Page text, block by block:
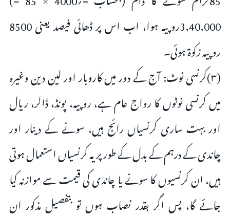
3,40,000روپیہ ہوا، اب اس پر ڈھائی فیصد یعنی 8500
روپیہ زکوۃ ہوئی۔
(۳)کرنسی نوٹ: آج کے دور میں کاروبار اور لین دین وغیرہ
میں کرنسی نوٹوں کا رواج عام ہے، روپیہ، پونڈ، ڈالر، ریال
اور بہت ساری کرنسیاں رائج ہیں، سونے کے دینار اور
چاندی کے درہم کے بدل کے طور پر یہ کرنسیاں استعمال ہوتی
ہیں، ان کرنسیوں کا سونے یا چاندی کی قیمت سے موازنہ کیا
جائے گا، پس اگر بقدر نصاب ہوں تو بتفصیل مذکور ان